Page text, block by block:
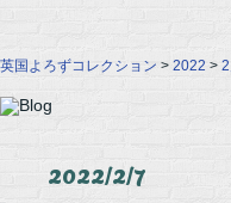
英国よろずコレクション > 2022 > 2
2022/2/7